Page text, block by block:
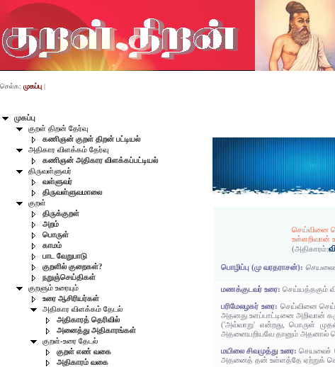
முகப்பு
குறள் திறன் தேர்வு
கணிஞன் குறள் திறன் பட்டியல்
அதிகார விளக்கம் தேர்வு
கணிஞன் அதிகார விளக்கப்பட்டியல்
திருவள்ளுவர்
வள்ளுவர்
திருவள்ளுவமாலை
குறள்
திருக்குறள்
அறம்
பொருள்
காமம்
பாட வேறுபாடு
குறளில் குறைகள்?
நறுஞ்செய்திகள்
குறளும் உரையும்
உரை ஆசிரியர்கள்
அதிகார விளக்கம் தேடல்
அதிகாரத் தெரிவில்
அனைத்து அதிகாரங்கள்
குறள்-உரை தேடல்
குறள் எண் வகை
அதிகாரம் வகை
செல்க: முகப்பு |
செய்வினை
(அதிகாரம்:
பொழிப்பு (மு வரதராசன்):
மணக்குடவர் உரை:செய்யத்தகும்
பரிமேலழகர் உரை: செய்வினை
அதனது உளப்பாட்டினை அறிவான்
('அவ்வாறு' என்றது, பொருள்
அதனையறியவே தானும் அதனால்
மயிலை சிவமுத்து உரை:செயலைச்
அதனைத் தன் உள்ளத்தே ஏற்றுக்